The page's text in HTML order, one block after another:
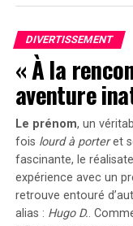
engagement
En2023, les
des acquisitions de
seulement 68% en
d’installer
leurs employés
l’électricité pour
compte dans le
un abattement de
DIVERTISSEMENT
« À la
aventure
Le prénom, un
fois lourd à porteret
fascinante, le
expérience avec un
retrouve entouré
alias : Hugo D..